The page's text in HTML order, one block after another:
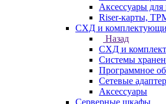
Аксессуары для
Riser-карты,
СХД и
Назад
СХД и
Системы
Программное
Сетевые
Аксессуары
Серверные шкафы